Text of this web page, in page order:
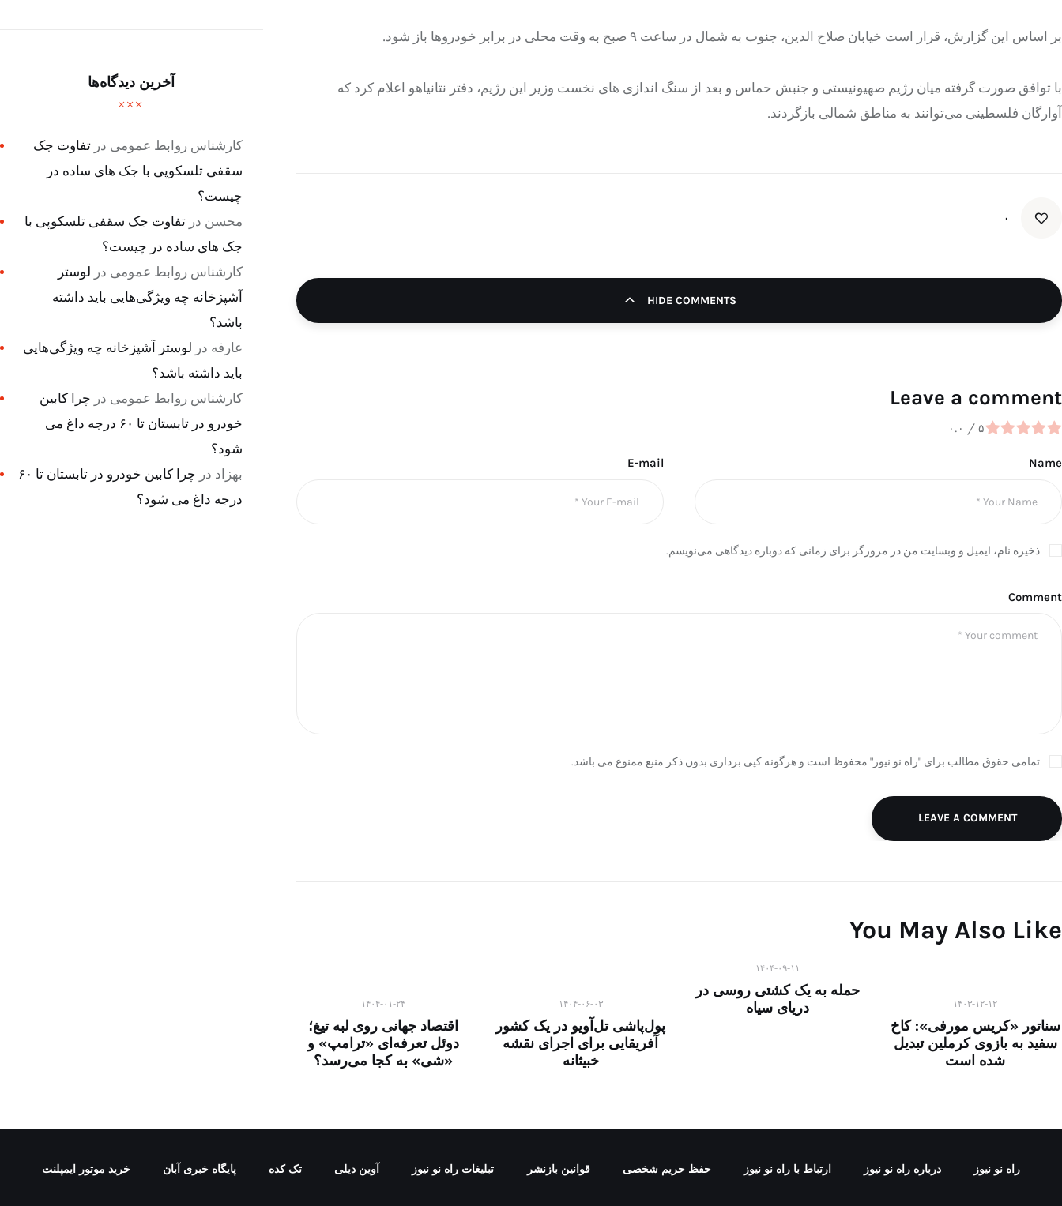
بر اساس این گزارش، قرار است خیابان صلاح الدین، جنوب به شمال در ساعت ۹ صبح به وقت محلی در برابر خودروها باز شود.
با توافق صورت گرفته میان رژیم صهیونیستی و جنبش حماس و بعد از سنگ اندازی های نخست وزیر این رژیم، دفتر نتانیاهو اعلام کرد که
آوارگان فلسطینی می‌توانند به مناطق شمالی بازگردند.
۰
HIDE COMMENTS
Leave a comment
۰.۰ / ۵
Name
E-mail
ذخیره نام، ایمیل و وبسایت من در مرورگر برای زمانی که دوباره دیدگاهی می‌نویسم.
Comment
تمامی حقوق مطالب برای "راه نو نیوز" محفوظ است و هرگونه کپی برداری بدون ذکر منبع ممنوع می باشد.
LEAVE A COMMENT
You May Also Like
۱۴۰۳-۱۲-۱۲
سناتور «کریس مورفی»: کاخ
سفید به بازوی کرملین تبدیل
شده است
۱۴۰۴-۰۹-۱۱
حمله به یک کشتی روسی در
دریای سیاه
۱۴۰۴-۰۶-۰۳
پول‌پاشی تل‌آویو در یک کشور
آفریقایی برای اجرای نقشه
خبیثانه
۱۴۰۴-۰۱-۲۴
اقتصاد جهانی روی لبه تیغ؛
دوئل تعرفه‌ای «ترامپ» و
«شی» به کجا می‌رسد؟
آخرین دیدگاه‌ها
کارشناس روابط عمومی در تفاوت جک
سقفی تلسکوپی با جک های ساده در
چیست؟
محسن در تفاوت جک سقفی تلسکوپی با
جک های ساده در چیست؟
کارشناس روابط عمومی در لوستر
آشپزخانه چه ویژگی‌هایی باید داشته
باشد؟
عارفه در لوستر آشپزخانه چه ویژگی‌هایی
باید داشته باشد؟
کارشناس روابط عمومی در چرا کابین
خودرو در تابستان تا ۶۰ درجه داغ می
شود؟
بهزاد در
چرا کابین خودرو در تابستان تا ۶۰
درجه داغ می شود؟
راه نو نیوز درباره راه‌ نو نیوز ارتباط با راه‌ نو نیوز حفظ حریم شخصی قوانین بازنشر تبلیغات راه نو نیوز آوین دیلی تک کده پایگاه خبری آبان خرید موتور ایمپلنت